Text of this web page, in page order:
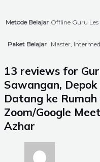
Metode Belajar Offline Guru
Paket Belajar Master,
13 reviews for
Sawangan,
Datang ke
Zoom/Google
Azhar